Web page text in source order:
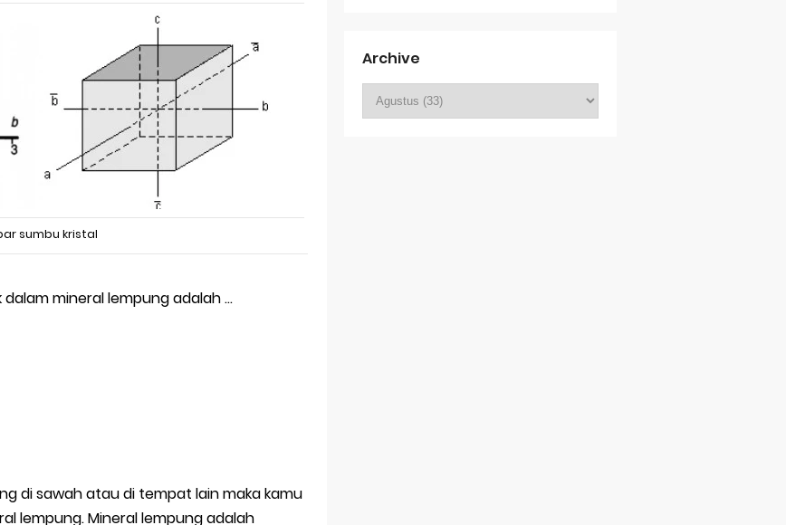
sumbu kristal
mineral lempung adalah …
di sawah atau di tempat lain maka kamu
lempung. Mineral lempung adalah
Archive